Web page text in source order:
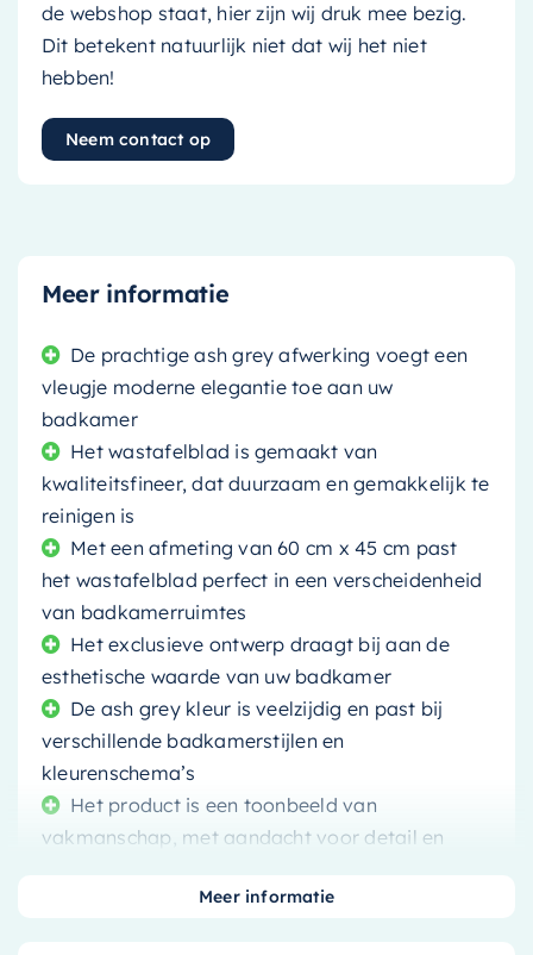
de webshop staat, hier zijn wij druk mee bezig.
Dit betekent natuurlijk niet dat wij het niet
hebben!
Neem contact op
Meer informatie
De prachtige ash grey afwerking voegt een
vleugje moderne elegantie toe aan uw
badkamer
Het wastafelblad is gemaakt van
kwaliteitsfineer, dat duurzaam en gemakkelijk te
reinigen is
Met een afmeting van 60 cm x 45 cm past
het wastafelblad perfect in een verscheidenheid
van badkamerruimtes
Het exclusieve ontwerp draagt bij aan de
esthetische waarde van uw badkamer
De ash grey kleur is veelzijdig en past bij
verschillende badkamerstijlen en
kleurenschema’s
Het product is een toonbeeld van
vakmanschap, met aandacht voor detail en
Meer informatie